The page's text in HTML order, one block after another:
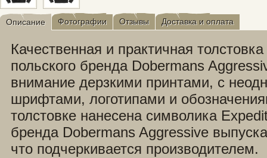
Описание Фотографии Отзывы Доставка и оплата
Качественная и практичная
польского бренда Dobermans
внимание дерзкими принтами, с
шрифтами, логотипами и
толстовке нанесена символика
бренда Dobermans Aggressive
что подчеркивается производителем.